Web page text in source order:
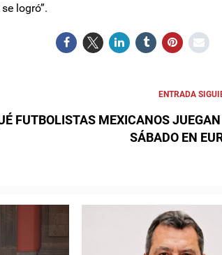
logró”.
ENTRADA
FUTBOLISTAS MEXICANOS
SÁBADO EN